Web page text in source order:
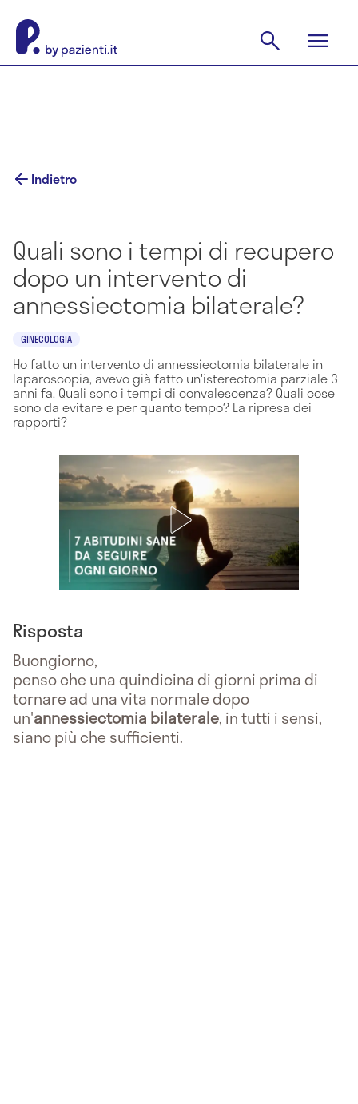
Indietro
Quali sono i tempi di recupero
dopo un intervento di
annessiectomia bilaterale?
GINECOLOGIA
Ho fatto un intervento di annessiectomia bilaterale in
laparoscopia, avevo già fatto un'isterectomia parziale 3
anni fa. Quali sono i tempi di convalescenza? Quali cose
sono da evitare e per quanto tempo? La ripresa dei
rapporti?
Risposta
Buongiorno,
penso che una quindicina di giorni prima di
tornare ad una vita normale dopo
un'annessiectomia bilaterale, in tutti i sensi,
siano più che sufficienti.